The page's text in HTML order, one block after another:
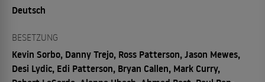
Deutsch
BESETZUNG
Kevin Sorbo, Danny Trejo, Ross Patterson, Jason Mewes,
Desi Lydic, Edi Patterson, Bryan Callen, Mark Curry,